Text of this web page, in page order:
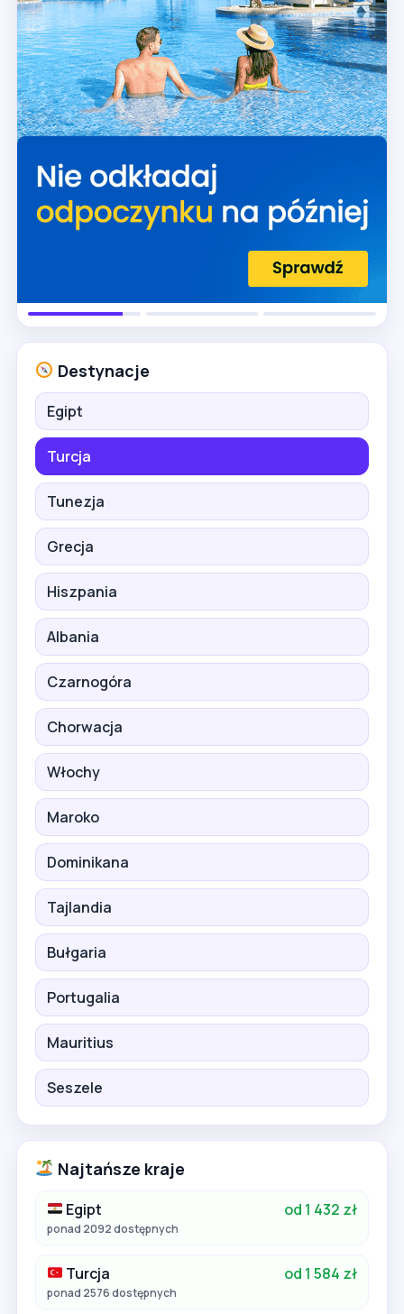
Destynacje
Egipt
Turcja
Tunezja
Grecja
Hiszpania
Albania
Czarnogóra
Chorwacja
Włochy
Maroko
Dominikana
Tajlandia
Bułgaria
Portugalia
Mauritius
Seszele
Najtańsze kraje
Egipt od 1 432 zł
ponad 2092 dostępnych
Turcja od 1 584 zł
ponad 2576 dostępnych